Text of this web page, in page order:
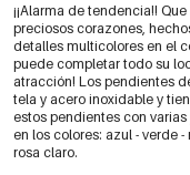
¡¡Alarma de tendencia!!
preciosos corazones,
detalles multicolores en el
puede completar todo su
atracción! Los pendientes
tela y acero inoxidable y
estos pendientes con
en los colores: azul - verde
rosa claro.